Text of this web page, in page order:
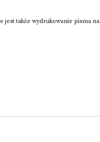
jest także wydrukowanie pisma na